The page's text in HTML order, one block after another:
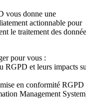
vous donne une
actionnable pour
le traitement des
pour vous :
RGPD et leurs impacts
en conformité RGPD
Management